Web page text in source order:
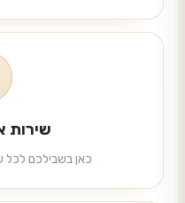
שירות
כאן בשבילכם לכל